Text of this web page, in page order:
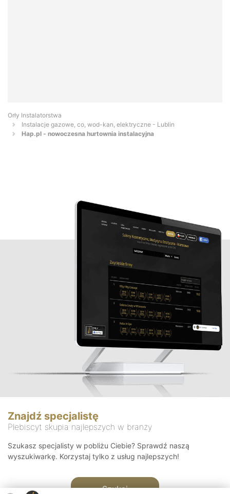
Orły Instalatorstwa
Instalacje gazowe, co, wod-kan, elektryczne - Lublin
Hap.pl - nowoczesna hurtownia instalacyjna
Znajdź specjalistę
Plebiscyt skupia najlepszych w branży
Szukasz specjalisty w pobliżu Ciebie? Sprawdź naszą
wyszukiwarkę. Korzystaj tylko z usług najlepszych!
Szukaj